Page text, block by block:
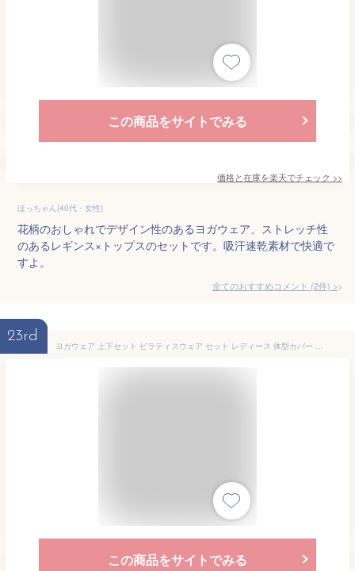
この商品をサイトでみる
価格と在庫を楽天でチェック >>
ほっちゃん(40代・女性)
花柄のおしゃれでデザイン性のあるヨガウェア、ストレッチ性
のあるレギンス×トップスのセットです。吸汗速乾素材で快適で
すよ。
全てのおすすめコメント (2件) >
23rd
ヨガウェア 上下セット ピラティスウェア セット レディース 体型カバー ヨガレギンス 美脚 ヒップアップ スポーツブラ セットアップ おしゃれ ハイウエスト 伸縮性 ホットヨガ フィットネス
この商品をサイトでみる